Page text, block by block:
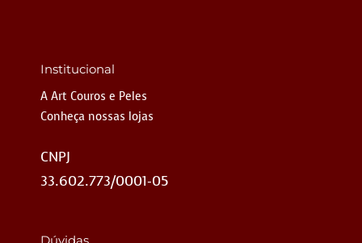
Institucional
A Art Couros e Peles
Conheça nossas lojas
CNPJ
33.602.773/0001-05